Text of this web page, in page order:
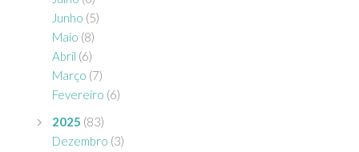
Junho (5)
Maio (8)
Abril (6)
Março (7)
Fevereiro (6)
2025 (83)
Dezembro (3)